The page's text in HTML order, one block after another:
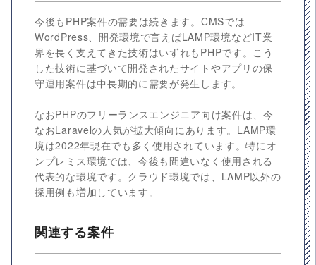
今後もPHP案件の需要は続きます。CMSでは
WordPress、開発環境で言えばLAMP環境などIT業
界を長く支えてきた技術はいずれもPHPです。こう
した技術に基づいて開発されたサイトやアプリの保
守運用案件は中長期的に需要が発生します。
なおPHPのフリーランスエンジニア向け案件は、今
なおLaravelの人気が拡大傾向にあります。LAMP環
境は2022年現在でも多く使用されています。特にオ
ンプレミス環境では、今後も間違いなく使用される
代表的な環境です。クラウド環境では、LAMP以外の
採用例も増加しています。
関連する案件